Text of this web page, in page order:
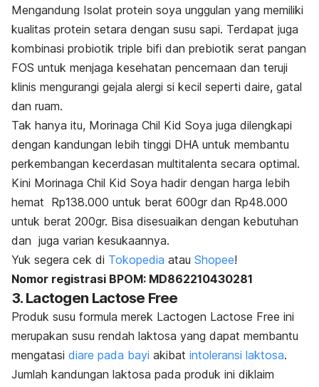
Mengandung Isolat protein soya unggulan yang memiliki
kualitas protein setara dengan susu sapi. Terdapat juga
kombinasi probiotik triple bifi dan prebiotik serat pangan
FOS untuk menjaga kesehatan pencernaan dan teruji
klinis mengurangi gejala alergi si kecil seperti daire, gatal
dan ruam.
Tak hanya itu, Morinaga Chil Kid Soya juga dilengkapi
dengan kandungan lebih tinggi DHA untuk membantu
perkembangan kecerdasan multitalenta secara optimal.
Kini Morinaga Chil Kid Soya hadir dengan harga lebih
hemat Rp138.000 untuk berat 600gr dan Rp48.000
untuk berat 200gr. Bisa disesuaikan dengan kebutuhan
dan juga varian kesukaannya.
Yuk segera cek di Tokopedia atau Shopee!
Nomor registrasi BPOM: MD862210430281
3. Lactogen Lactose Free
Produk susu formula merek Lactogen Lactose Free ini
merupakan susu rendah laktosa yang dapat membantu
mengatasi diare pada bayi akibat intoleransi laktosa.
Jumlah kandungan laktosa pada produk ini diklaim